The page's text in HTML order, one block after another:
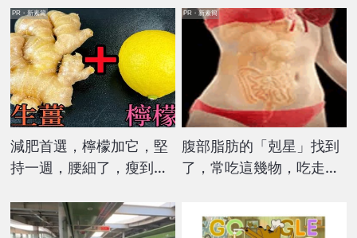
減肥首選，檸檬加它，堅
持一週，腰細了，瘦到你
PR・新素簡
腹部脂肪的「剋星」找到
了，常吃這幾物，吃走大
PR・新素簡